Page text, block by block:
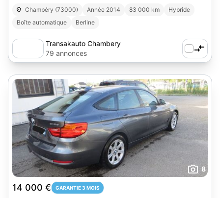
Chambéry (73000) Année 2014 83 000 km
Hybride
Boîte automatique
Berline
Transakauto Chambery
79 annonces
8
14 000 € GARANTIE 3 MOIS